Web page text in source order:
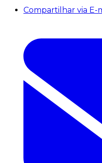
Compartilhar via E-